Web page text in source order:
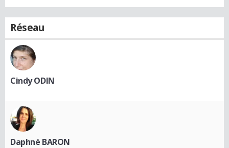
Réseau
Cindy ODIN
Daphné BARON